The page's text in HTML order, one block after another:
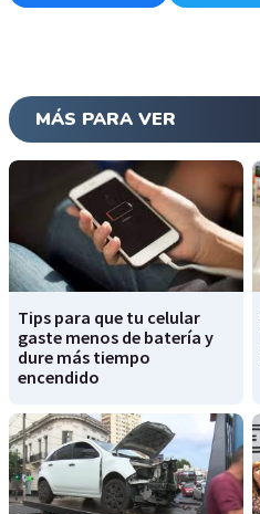
MÁS PARA VER
Tips para que tu celular
gaste menos de batería y
dure más tiempo
encendido